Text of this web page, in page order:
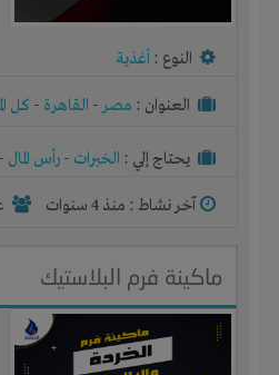
النوع : أغذية
العنوان : مصر- القاهرة - كل
يحتاج إلي : الخبرات - رأس المال -
آخر نشاط : منذ 4 سنوات
ماكينة فرم البلاستيك